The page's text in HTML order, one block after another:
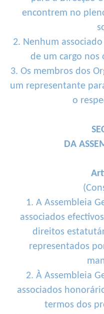
encontrem no
2. Nenhum
de um cargo nos
3. Os membros dos
um representante
o
DA
1. A Assembleia
associados
direitos
representados
2. À Assembleia
associados
termos dos